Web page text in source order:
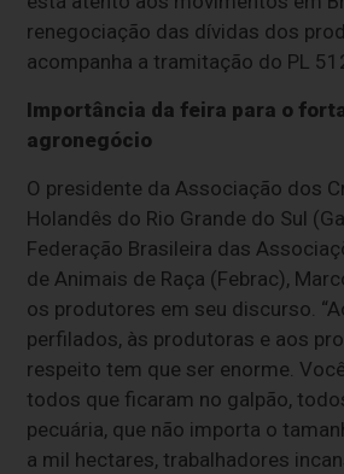
renegociação das dívidas dos
acompanha a tramitação do PL
Importância da feira para o
agronegócio
O presidente da Associação dos
Holandês do Rio Grande do Sul
Federação Brasileira das
de Animais de Raça (Febrac),
os produtores em seu discurso.
perfilados, às produtoras e aos
respeito tem que ser enorme.
todos que ficaram no galpão,
pecuária, que não importa o
a mil hectares, trabalhadores